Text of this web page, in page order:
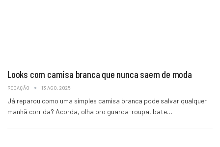
Looks com camisa branca que nunca saem de moda
REDAÇÃO 13 AGO, 2025
Já reparou como uma simples camisa branca pode salvar qualquer
manhã corrida? Acorda, olha pro guarda-roupa, bate…